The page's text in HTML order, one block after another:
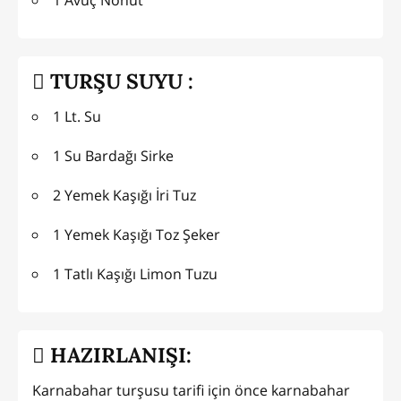
TURŞU SUYU :
1 Lt. Su
1 Su Bardağı Sirke
2 Yemek Kaşığı İri Tuz
1 Yemek Kaşığı Toz Şeker
1 Tatlı Kaşığı Limon Tuzu
HAZIRLANIŞI:
Karnabahar turşusu tarifi için önce karnabahar